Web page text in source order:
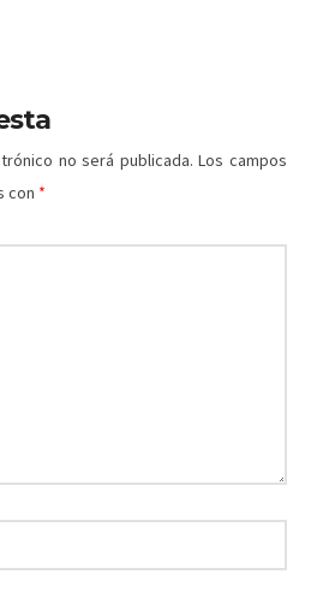
no será publicada. Los campos
con *